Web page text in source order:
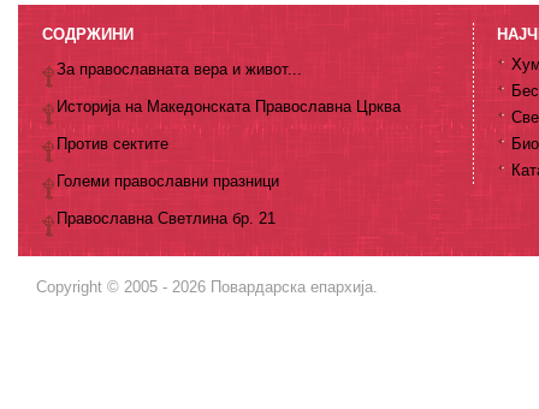
СОДРЖИНИ
За православната вера и живот...
Историја на Македонската Православна Црква
Против сектите
Големи православни празници
Православна Светлина бр. 21
Copyright © 2005 - 2026 Повардарска епархија.